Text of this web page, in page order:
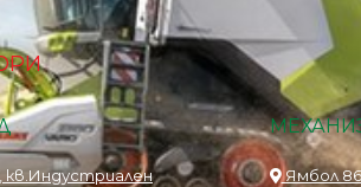
кв.Индустриален
Ямбол